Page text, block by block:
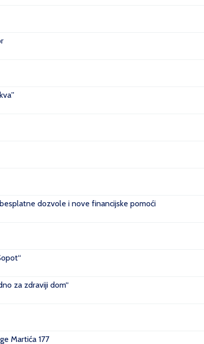
dozvole i nove financijske pomoći
za zdraviji dom“
Martića 177